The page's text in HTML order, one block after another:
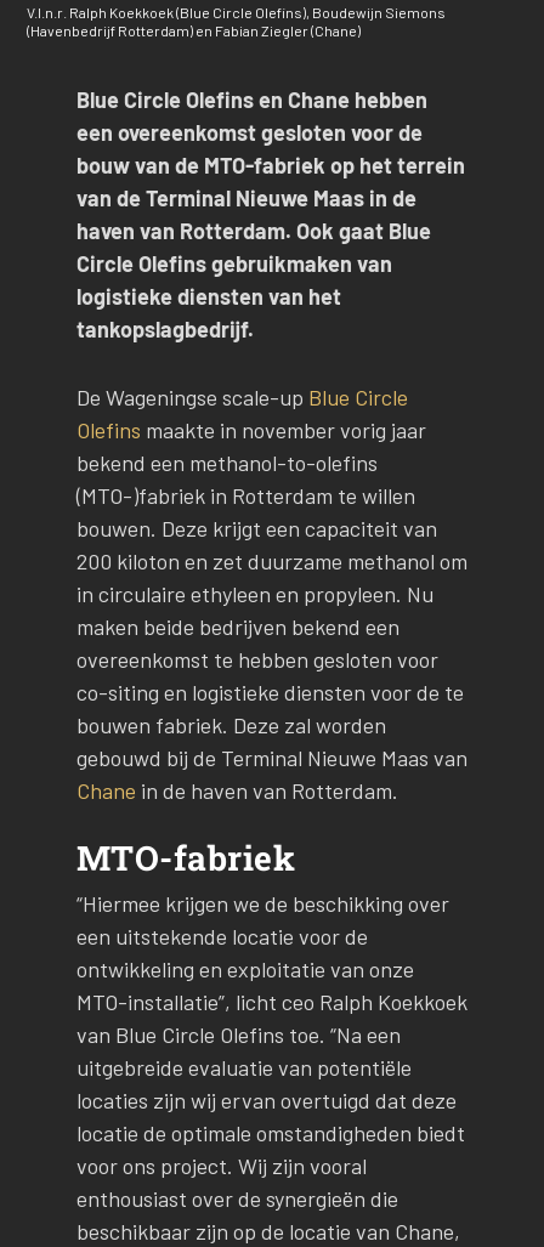
V.l.n.r. Ralph Koekkoek (Blue Circle Olefins), Boudewijn Siemons
(Havenbedrijf Rotterdam) en Fabian Ziegler (Chane)
Blue Circle Olefins en Chane hebben
een overeenkomst gesloten voor de
bouw van de MTO-fabriek op het terrein
van de Terminal Nieuwe Maas in de
haven van Rotterdam. Ook gaat Blue
Circle Olefins gebruikmaken van
logistieke diensten van het
tankopslagbedrijf.
De Wageningse scale-up Blue Circle
Olefins maakte in november vorig jaar
bekend een methanol-to-olefins
(MTO-)fabriek in Rotterdam te willen
bouwen. Deze krijgt een capaciteit van
200 kiloton en zet duurzame methanol om
in circulaire ethyleen en propyleen. Nu
maken beide bedrijven bekend een
overeenkomst te hebben gesloten voor
co-siting en logistieke diensten voor de te
bouwen fabriek. Deze zal worden
gebouwd bij de Terminal Nieuwe Maas van
Chane in de haven van Rotterdam.
MTO-fabriek
“Hiermee krijgen we de beschikking over
een uitstekende locatie voor de
ontwikkeling en exploitatie van onze
MTO-installatie”, licht ceo Ralph Koekkoek
van Blue Circle Olefins toe. “Na een
uitgebreide evaluatie van potentiële
locaties zijn wij ervan overtuigd dat deze
locatie de optimale omstandigheden biedt
voor ons project. Wij zijn vooral
enthousiast over de synergieën die
beschikbaar zijn op de locatie van Chane,